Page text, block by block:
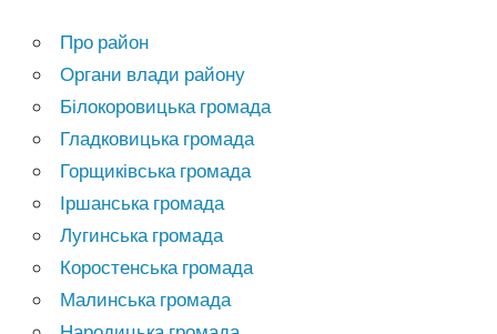
Про район
Органи влади району
Білокоровицька громада
Гладковицька громада
Горщиківська громада
Іршанська громада
Лугинська громада
Коростенська громада
Малинська громада